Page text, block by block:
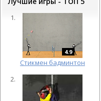
4.9
Cтикмен бадминтон